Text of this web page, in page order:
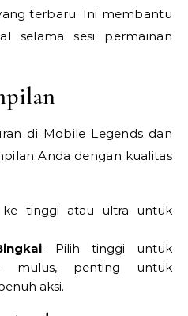
terbaru. Ini membantu
selama sesi permainan
di Mobile Legends dan
Anda dengan kualitas
tinggi atau ultra untuk
: Pilih tinggi untuk
mulus, penting untuk
aksi.